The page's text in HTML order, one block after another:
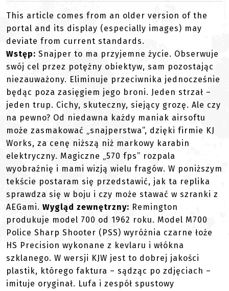
This article comes from an older version of the
portal and its display (especially images) may
deviate from current standards.
Wstęp: Snajper to ma przyjemne życie. Obserwuje
swój cel przez potężny obiektyw, sam pozostając
niezauważony. Eliminuje przeciwnika jednocześnie
będąc poza zasięgiem jego broni. Jeden strzał –
jeden trup. Cichy, skuteczny, siejący grozę. Ale czy
na pewno? Od niedawna każdy maniak airsoftu
może zasmakować „snajperstwa”, dzięki firmie KJ
Works, za cenę niższą niż markowy karabin
elektryczny. Magiczne „570 fps” rozpala
wyobraźnię i mami wizją wielu fragów. W poniższym
tekście postaram się przedstawić, jak ta replika
sprawdza się w boju i czy może stawać w szranki z
AEGami. Wygląd zewnętrzny: Remington
produkuje model 700 od 1962 roku. Model M700
Police Sharp Shooter (PSS) wyróżnia czarne łoże
HS Precision wykonane z kevlaru i włókna
szklanego. W wersji KJW jest to dobrej jakości
plastik, którego faktura – sądząc po zdjęciach –
imituje oryginał. Lufa i zespół spustowy